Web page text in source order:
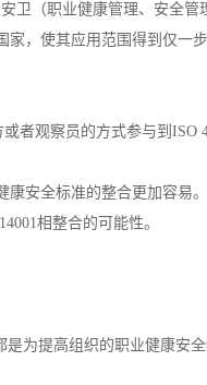
卫（职业健康管理、安全管
，使其应用范围得到仅一
者观察员的方式参与到ISO
安全标准的整合更加容易
相整合的可能性。
是为提高组织的职业健康安